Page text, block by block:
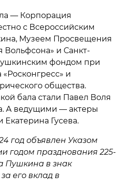
— Корпорация
с Всероссийским
Музеем Просвещения
Вольфсона» и Санкт-
фондом при
и
общества.
бала стали Павел Воля
А ведущими — актеры
Гусева.
год объявлен Указом
годом празднования 225-
Пушкина в знак
его вклад в